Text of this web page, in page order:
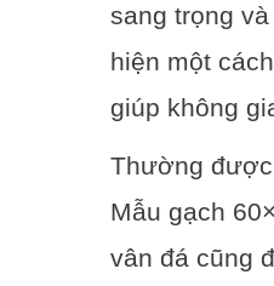
sang trọng
hiện một
giúp không
Thường được
Mẫu gạch
vân đá cũng